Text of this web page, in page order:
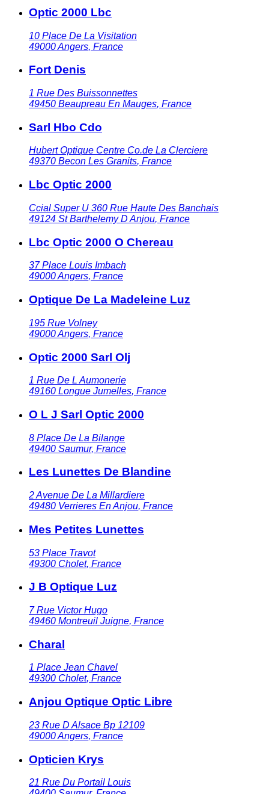
Optic 2000 Lbc
10 Place De La Visitation
49000Angers, France
Fort Denis
1 Rue Des Buissonnettes
49450 Beaupreau En Mauges, France
Sarl Hbo Cdo
Hubert Optique Centre Co.de La Clerciere
49370 Becon Les Granits, France
Lbc Optic 2000
Ccial Super U 360 Rue Haute Des Banchais
49124 St Barthelemy D Anjou, France
Lbc Optic 2000 O Chereau
37 Place Louis Imbach
49000Angers, France
Optique De La Madeleine Luz
195 Rue Volney
49000Angers, France
Optic 2000 Sarl Olj
1 Rue De L Aumonerie
49160 Longue Jumelles, France
O L J Sarl Optic 2000
8 Place De La Bilange
49400 Saumur, France
Les Lunettes De Blandine
2 Avenue De La Millardiere
49480 Verrieres En Anjou, France
Mes Petites Lunettes
53 Place Travot
49300 Cholet, France
J B Optique Luz
7 Rue Victor Hugo
49460 Montreuil Juigne, France
Charal
1 Place Jean Chavel
49300 Cholet, France
Anjou Optique Optic Libre
23 Rue D Alsace Bp 12109
49000Angers, France
Opticien Krys
21 Rue Du Portail Louis